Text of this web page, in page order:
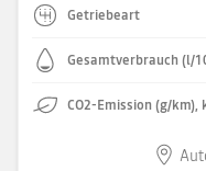
Getriebeart
Gesamtverbrauch (l/
CO2-Emission (g/